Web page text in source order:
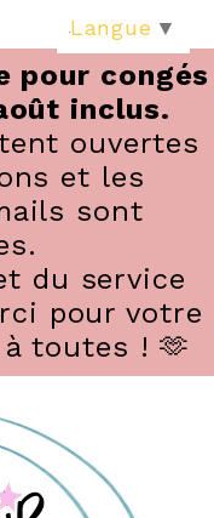
pour congés
inclus.
ouvertes
et les
sont
du service
pour votre
toutes ! 🫶
Langue ▼